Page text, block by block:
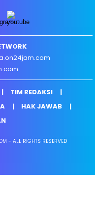
TIM REDAKSI
HAK JAWAB
- ALL RIGHTS RESERVED